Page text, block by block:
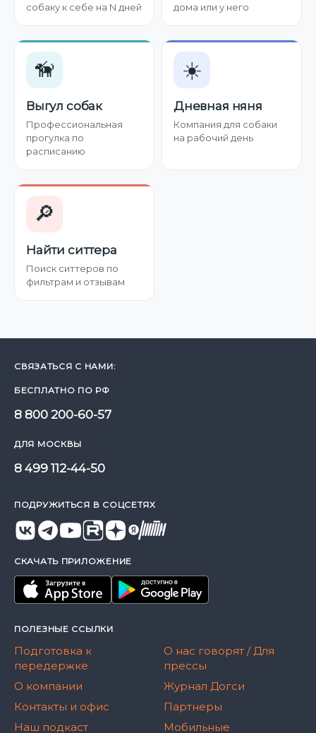
собаку к себе на N дней
дома или у него
🦮
Выгул собак
Профессиональная
прогулка по
расписанию
☀️
Дневная няня
Компания для собаки
на рабочий день
🔎
Найти ситтера
Поиск ситтеров по
фильтрам и отзывам
СВЯЗАТЬСЯ С НАМИ:
БЕСПЛАТНО ПО РФ
8 800 200-60-57
ДЛЯ МОСКВЫ
8 499 112-44-50
ПОДРУЖИТЬСЯ В СОЦСЕТЯХ
СКАЧАТЬ ПРИЛОЖЕНИЕ
ПОЛЕЗНЫЕ ССЫЛКИ
Подготовка к
передержке
О компании
Контакты и офис
Наш подкаст
О нас говорят / Для
прессы
Журнал Догси
Партнеры
Мобильные